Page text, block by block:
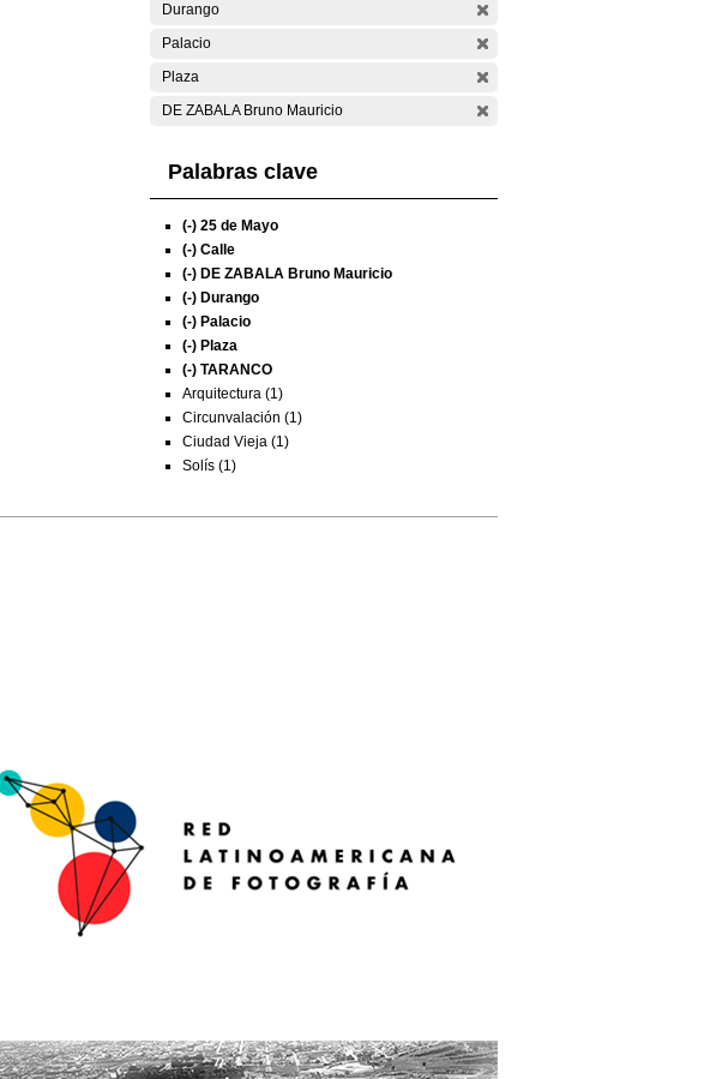
Durango
Palacio
Plaza
DE ZABALA Bruno Mauricio
Palabras clave
(-) 25 de Mayo
(-) Calle
(-) DE ZABALA Bruno Mauricio
(-) Durango
(-) Palacio
(-) Plaza
(-) TARANCO
Arquitectura (1)
Circunvalación (1)
Ciudad Vieja (1)
Solís (1)